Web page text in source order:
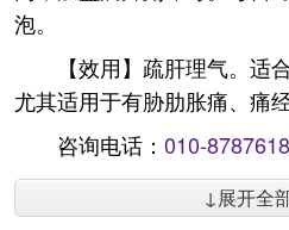
泡。
【效用】疏肝理气。适
尤其适用于有胁肋胀痛、痛
咨询电话： 010-
↓展开全